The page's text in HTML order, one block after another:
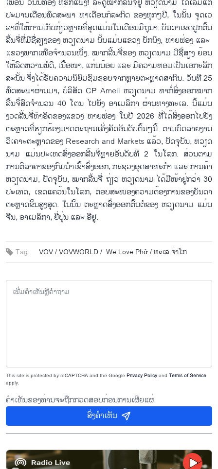
ປະ​ມານ​ເດືອນ​ພຶດ​ສະ​ພາ ຫາ​ເດືອນກໍ​ລະ​ກົດ​ ຂອງ​ທຸກໆ​ປີ, ໃນ​ນັ້ນ ຈຸດ​ເວ​
ລາ​ທີ່​ໃຫ້​ການເກັບ​ກ່ຽວຫຼາຍ​ທີ່​ສຸດ​ແມ່ນ​ໃນ​ເດືອນ​ມິ​ຖຸ​ນາ. ​ບັນ​ດາ​ເຂດ​ປູກ​ຕົ້ນ​
ລີ້ນ​ຈີ່​ທີ່​ມີ​ຊື່​ສຽງ​ຂອງ ຫວຽດ​ນາມ ນັ້ນ​ແມ່ນ​ແຂວງ ບັກ​ນິງ, ຫາຍ​ຟ່ອງ ແລະ ​
ແຂວງ​ພາກ​ເໜືອຈຳນວນໜຶ່ງ. ໝາກ​ລີ້ນ​ຈີ່​ຂອງ ຫວຽດ​ນາມ ມີ​ຊື່​ສຽງ ຍ້ອນ​
ໃຫ້​ລົດ​ຫວານ​ພໍ​ດີ, ເນື້ອ​ໜາ, ແກ່ນ​ນ້ອຍ ແລະ ມີ​ຄວາມ​ຫອມ​ເປັນ​ເອ​ກະ​ລັກ
ສະ​ນັ້ນ ຈຶ່ງ​ໄດ້​ຮັບ​ຄວາມ​ນິ​ຍົມ​ຊົມ​ຊອບ​ຈາກຫຼາຍ​ຕະຫຼາດ​ສາ​ກົນ. ວັນ​ທີ 25
ພຶດ​ສະ​ພາ​ຜ່ານ​ມາ, ບໍ​ລິ​ສັດ CP Ameii ຫວຽດ​ນາມ ຫາ​ກໍ່​ສົ່ງ​ອອກ​ໝາກ​
ລີ້ນ​ຈີ່​ສົດ​ຈຳ​ນວນ 40 ໂຕນ ໄປ​ຍັງ ອາ​ເມ​ລິ​ກາ ຜ່ານທາງທະເລ. ນີ້​ແມ່ນ
ງວດ​ລີ້ນ​ຈີ່​ທຳ​ອິດ​ຂອງ​ແຂວງ ຫາຍ​ຟ່ອງ ໃນ​ປີ 2026 ທີ່​ໄດ້​ສົ່ງ​ອອກ​ໄປ​ຍັງ​
ຕະຫຼາ​ດ​ທີ່​ຮຽກ​ຮ້ອງ​ມາດ​ຕະ​ຖານ​ເຄັ່ງ​ຄັດ​ອັນດັບຕົ້ນໆນີ້. ຕາມ​ບົດ​ລາຍ​ງານ
ວິເຄາະ​ຕະຫຼາດ​ຂອງ Research and Markets ແລ້ວ, ປັດ​ຈຸ​ບັນ, ຫວຽດ​
ນາມ ແມ່ນ​ປະ​ເທດ​ສົ່ງ​ອອກ​ລີ້ນ​ຈີ່ຫຼາຍ​ອັນ​ດັບ​ທີ 2 ໃນ​ໂລກ. ສ່ວນ​ຕາມ​
ການ​ຕີ​ລາ​ຄາ​ຂອງ​ກົມ​ນຳ​ເຂົ້າ​ສົ່ງ​ອອກ, ກະ​ຊວງ​ອຸດ​ສາ​ຫະ​ກຳ ແລະ ການ​ຄ້າ
ຫວຽດ​ນາມ, ປັດ​ຈຸ​ບັນ, ໝາກ​ລີ້ນ​ຈີ່ ຖ່ຽວ ຫວຽດ​ນາມ ໄດ້​ມີ​ໜ້າ​ຢູ່ກວ່າ 30
ປະ​ເທດ, ເຂດ​ແຄວ້ນ​ໃນ​ໂລກ, ຕອບ​ສະ​ໜອງ​ຄວາມ​ຕ້ອງ​ການ​ຂອງ​ບັນ​ດາ​
ຕະຫຼາດ​ຂັ້ນ​ສູງ​ສຸດ. ໃນ​ນັ້ນ ຕະຫຼາດ​ສົ່ງ​ອອກ​ຕົ້ນ​ຕໍ​ຂອງ ຫວຽດ​ນາມ ແມ່ນ
ຈີນ, ອ​າ​ເມ​ລິ​ກາ, ຍີ່​ປຸ່ນ ແລະ ອີ​ຢູ.
Tag: VOV /VOVWORLD / We Love Phở /ທະ​ເລ ຈ່າ​ໂກ
This site is protected by reCAPTCHA and the Google Privacy Policyand Terms of Service
apply.
ຄຳເຫັນຂອງທ່ານຈະຖືກກວດສອບກ່ອນການເຜີຍແຜ່
ສົ່ງຄຳເຫັນ